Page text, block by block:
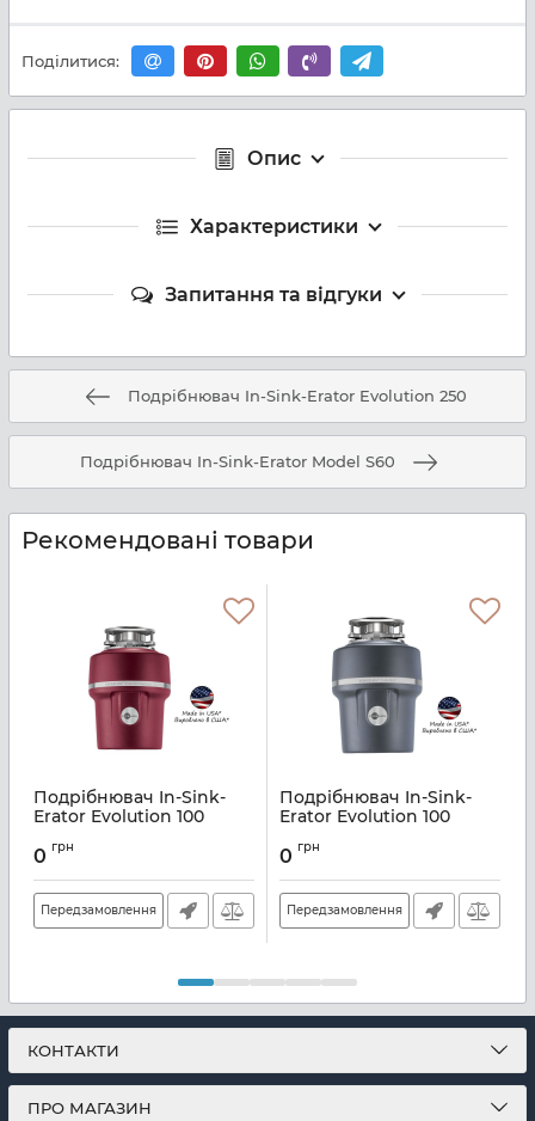
Поділитися:
Опис
Характеристики
Запитання та відгуки
Подрібнювач In-Sink-Erator Evolution 250
Подрібнювач In-Sink-Erator Model S60
Рекомендовані товари
Подрібнювач In-Sink-
Erator Evolution 100
Артикул:
0 грн
Передзамовлення
Подрібнювач In-Sink-
Erator Evolution 100
0 грн
Передзамовлення
КОНТАКТИ
ПРО МАГАЗИН